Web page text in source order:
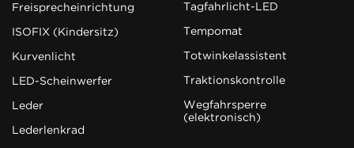
Freisprecheinrichtung
ISOFIX (Kindersitz)
Kurvenlicht
LED-Scheinwerfer
Leder
Lederlenkrad
Tagfahrlicht-LED
Tempomat
Totwinkelassistent
Traktionskontrolle
Wegfahrsperre
(elektronisch)